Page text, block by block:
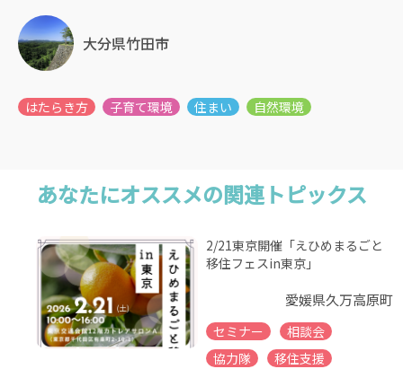
大分県竹田市
あなたにオススメの関連トピックス
2/21東京開催「えひめまるごと
移住フェスin東京」
愛媛県久万高原町
セミナー
相談会
協力隊
移住支援